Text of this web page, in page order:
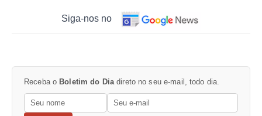
Siga-nos no
Receba o Boletim do Diadireto no seu e-mail, todo dia.